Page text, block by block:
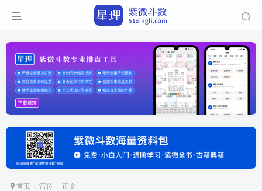
首页 宫位 正文